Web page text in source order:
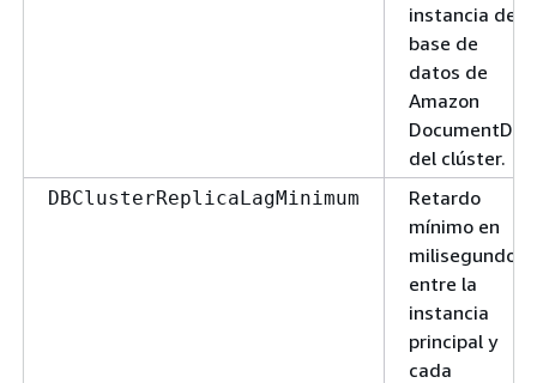
instancia de
base de
datos de
Amazon
DocumentDB
del clúster.
DBClusterReplicaLagMinimum
Retardo
mínimo en
milisegundos
entre la
instancia
principal y
cada